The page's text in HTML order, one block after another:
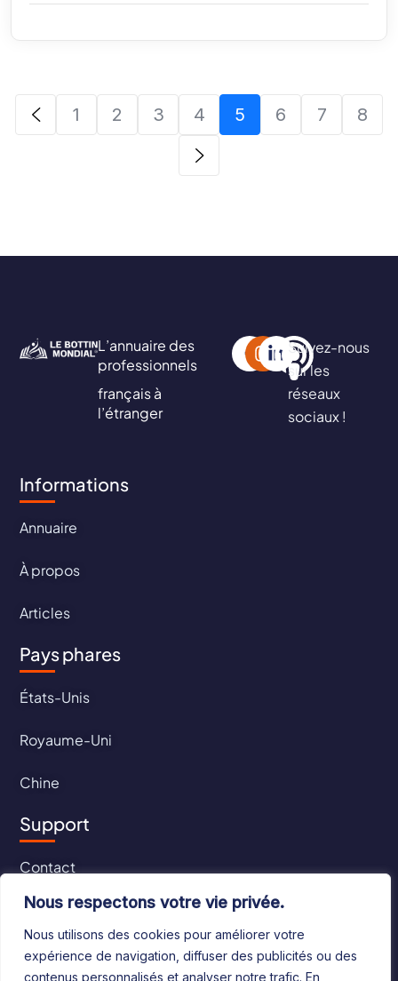
Nous respectons votre vie privée.
Nous utilisons des cookies pour améliorer votre
expérience de navigation, diffuser des publicités ou des
contenus personnalisés et analyser notre trafic. En
1 2 3 4 5 6 7 8
L’annuaire des
professionnels
français à
l’étranger
Suivez-nous
sur les
réseaux
sociaux !
Informations
Annuaire
À propos
Articles
Pays phares
États-Unis
Royaume-Uni
Chine
Support
Contact
CGU
CGV